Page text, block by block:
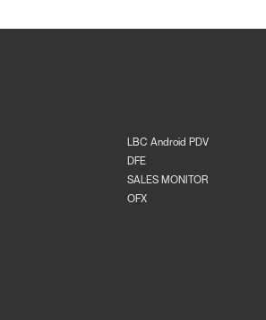
LBC Android PDV
DFE
SALES MONITOR
OFX